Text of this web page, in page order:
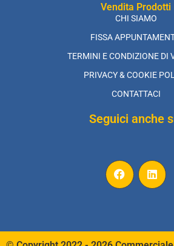
Vendita Prodotti
CHI SIAMO
FISSA
TERMINI E CONDIZIONE DI
PRIVACY & COOKIE
CONTATTACI
Seguici anche